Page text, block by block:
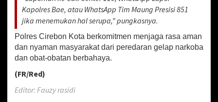
G
u
n
u
n
g
t
Kapolres Bae, atau WhatsApp Tim Maung Presisi 851
jika menemukan hal serupa,” pungkasnya.
Polres Cirebon Kota berkomitmen menjaga rasa aman
dan nyaman masyarakat dari peredaran gelap narkoba
dan obat-obatan berbahaya.
(FR/Red)
Editor: Fauzy rasidi